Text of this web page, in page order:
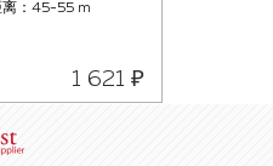
离：45-55 m
1 621 ₽